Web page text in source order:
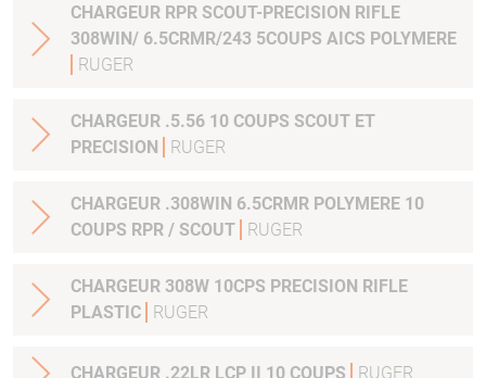
CHARGEUR RPR SCOUT-PRECISION RIFLE
308WIN/ 6.5CRMR/243 5COUPS AICS POLYMERE
RUGER
CHARGEUR .5.56 10 COUPS SCOUT ET
PRECISION
RUGER
CHARGEUR .308WIN 6.5CRMR POLYMERE 10
COUPS RPR / SCOUT
RUGER
CHARGEUR 308W 10CPS PRECISION RIFLE
PLASTIC
RUGER
CHARGEUR .22LR LCP II 10 COUPS RUGER